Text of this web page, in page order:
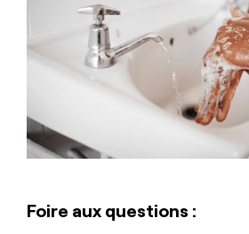
Foire aux questions :